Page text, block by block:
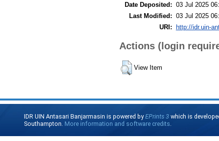
Date Deposited: 03 Jul 2025
Last Modified: 03 Jul 2025
URI: http://idr.uin-
Actions (login
View Item
IDR UIN Antasari Banjarmasin is powered byEPrints 3 which is
Southampton. More information and software credits.